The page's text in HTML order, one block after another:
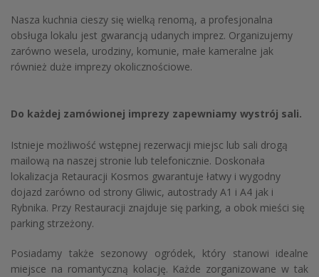
Nasza kuchnia cieszy się wielką renomą, a profesjonalna
obsługa lokalu jest gwarancją udanych imprez. Organizujemy
zarówno wesela, urodziny, komunie, małe kameralne jak
również duże imprezy okolicznościowe.
Do każdej zamówionej imprezy zapewniamy wystrój sali.
Istnieje możliwość wstępnej rezerwacji miejsc lub sali drogą
mailową na naszej stronie lub telefonicznie. Doskonała
lokalizacja Retauracji Kosmos gwarantuje łatwy i wygodny
dojazd zarówno od strony Gliwic, autostrady A1 i A4 jak i
Rybnika. Przy Restauracji znajduje się parking, a obok mieści się
parking strzeżony.
Posiadamy także sezonowy ogródek, który stanowi idealne
miejsce na romantyczną kolację. Każde zorganizowane w tak